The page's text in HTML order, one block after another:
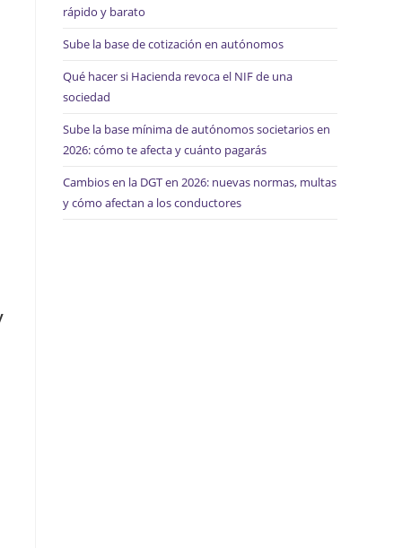
rápido y barato
Sube la base de cotización en autónomos
Qué hacer si Hacienda revoca el NIF de una
sociedad
Sube la base mínima de autónomos societarios en
2026: cómo te afecta y cuánto pagarás
Cambios en la DGT en 2026: nuevas normas, multas
y cómo afectan a los conductores